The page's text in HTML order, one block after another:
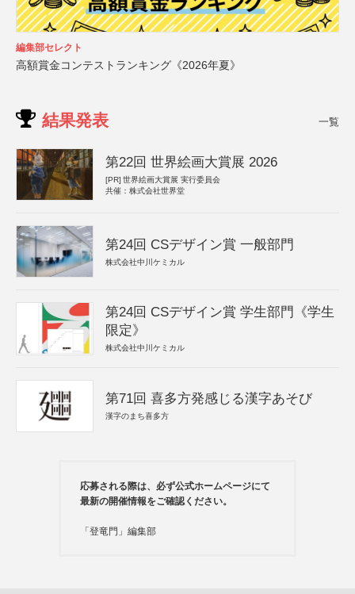
編集部セレクト
高額賞金コンテストランキング《2026年夏》
結果発表 一覧
第22回 世界絵画大賞展 2026
[PR] 世界絵画大賞展 実行委員会
共催：株式会社世界堂
第24回 CSデザイン賞 一般部門
株式会社中川ケミカル
第24回 CSデザイン賞 学生部門《学生
限定》
株式会社中川ケミカル
第71回 喜多方発感じる漢字あそび
漢字のまち喜多方
応募される際は、必ず公式ホームページにて
最新の開催情報をご確認ください。
「登竜門」編集部